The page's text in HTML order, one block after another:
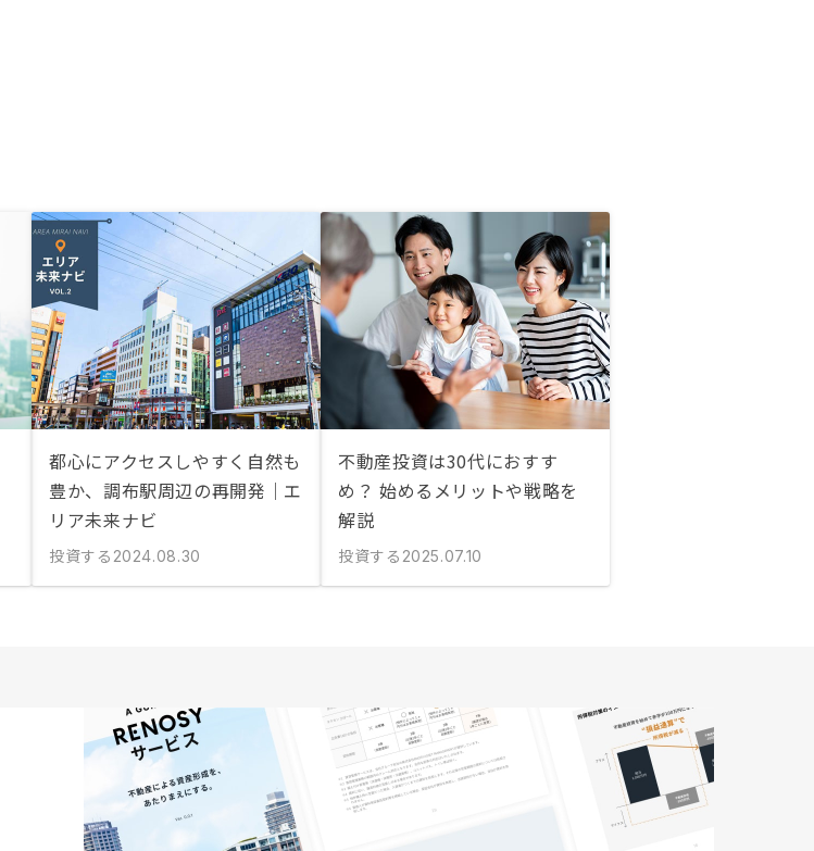
都心にアクセスしやすく自然も
豊か、調布駅周辺の再開発｜エ
リア未来ナビ
投資する 2024.08.30
不動産投資は30代におすす
め？ 始めるメリットや戦略を
解説
投資する 2025.07.10